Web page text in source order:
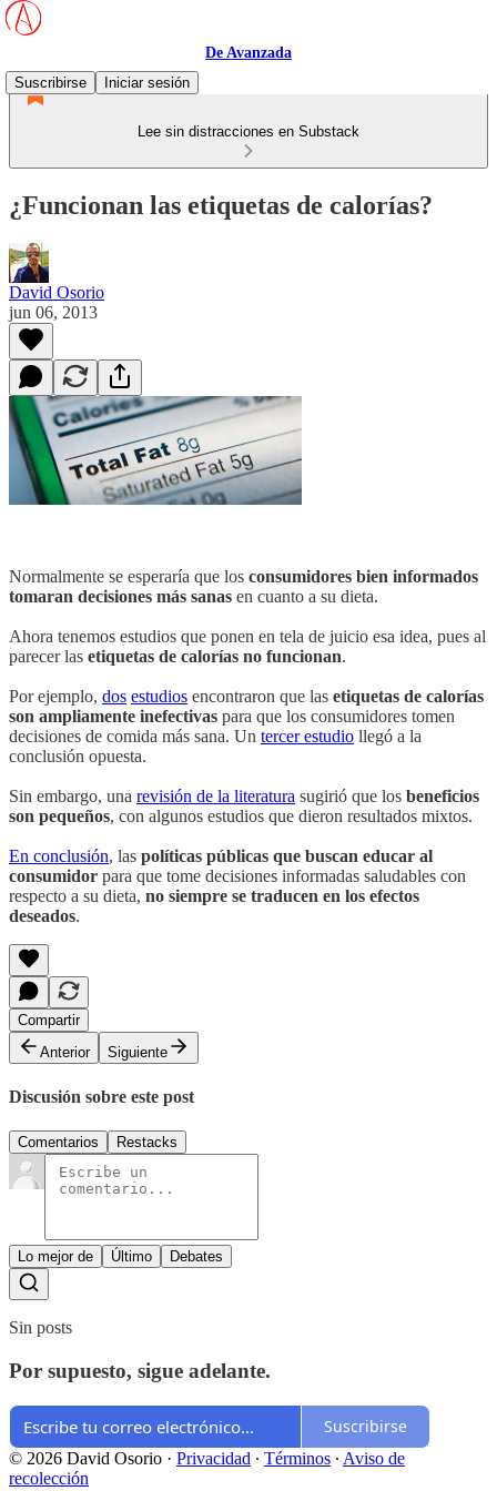
De Avanzada
Suscribirse
Iniciar sesión
Lee sin distracciones en Substack
¿Funcionan las etiquetas de calorías?
David Osorio
jun 06, 2013
Normalmente se esperaría que los consumidores bien informados
tomaran decisiones más sanas en cuanto a su dieta.
Ahora tenemos estudios que ponen en tela de juicio esa idea, pues al
parecer las etiquetas de calorías no funcionan.
Por ejemplo, dos estudios encontraron que las etiquetas de calorías
son ampliamente inefectivas para que los consumidores tomen
decisiones de comida más sana. Un tercer estudio llegó a la
conclusión opuesta.
Sin embargo, una revisión de la literatura sugirió que los beneficios
son pequeños, con algunos estudios que dieron resultados mixtos.
En conclusión, las políticas públicas que buscan educar al
consumidor para que tome decisiones informadas saludables con
respecto a su dieta, no siempre se traducen en los efectos
deseados.
Compartir
Anterior
Siguiente
Discusión sobre este post
Comentarios Restacks
Lo mejor de Último Debates
Sin posts
Por supuesto, sigue adelante.
Suscribirse
© 2026 David Osorio · Privacidad ∙ Términos ∙ Aviso de
recolección